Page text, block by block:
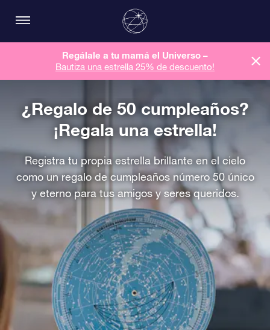
Regálale a tu mamá el Universo –
Bautiza una estrella 25% de descuento!
¿Regalo de 50 cumpleaños?
¡Regala una estrella!
Registra tu propia estrella brillante en el cielo
como un regalo de cumpleaños número 50 único
y eterno para tus amigos y seres queridos.